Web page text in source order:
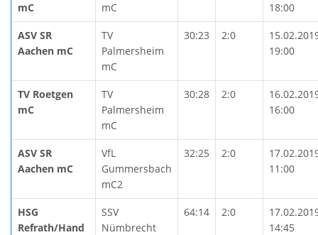
mC
mC
18:00
ASV SR
Aachen mC
TV
Palmersheim
mC
30:23 2:0
19:00
TV Roetgen
mC
TV
Palmersheim
mC
30:28 2:0
16:00
ASV SR
Aachen mC
VfL
Gummersbach
mC2
32:25 2:0
11:00
HSG
Refrath/Hand
SSV
Nümbrecht
64:14 2:0
14:45